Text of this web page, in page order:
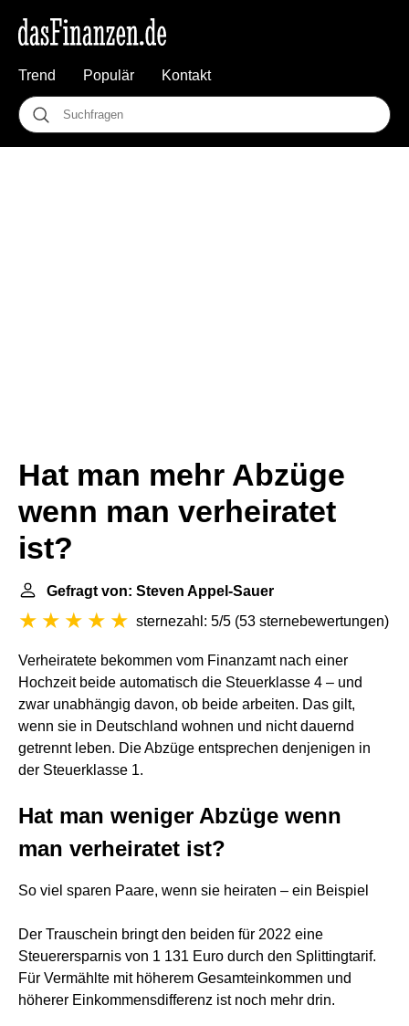
Trend Populär Kontakt
Hat man mehr Abzüge
wenn man verheiratet
ist?
Gefragt von: Steven Appel-Sauer
sternezahl: 5/5 (53 sternebewertungen)
Verheiratete bekommen vom Finanzamt nach einer
Hochzeit beide automatisch die Steuerklasse 4 – und
zwar unabhängig davon, ob beide arbeiten. Das gilt,
wenn sie in Deutschland wohnen und nicht dauernd
getrennt leben. Die Abzüge entsprechen denjenigen in
der Steuerklasse 1.
Hat man weniger Abzüge wenn
man verheiratet ist?
So viel sparen Paare, wenn sie heiraten – ein Beispiel
Der Trauschein bringt den beiden für 2022 eine
Steuerersparnis von 1 131 Euro durch den Splittingtarif.
Für Vermählte mit höherem Gesamteinkommen und
höherer Einkommensdifferenz ist noch mehr drin.